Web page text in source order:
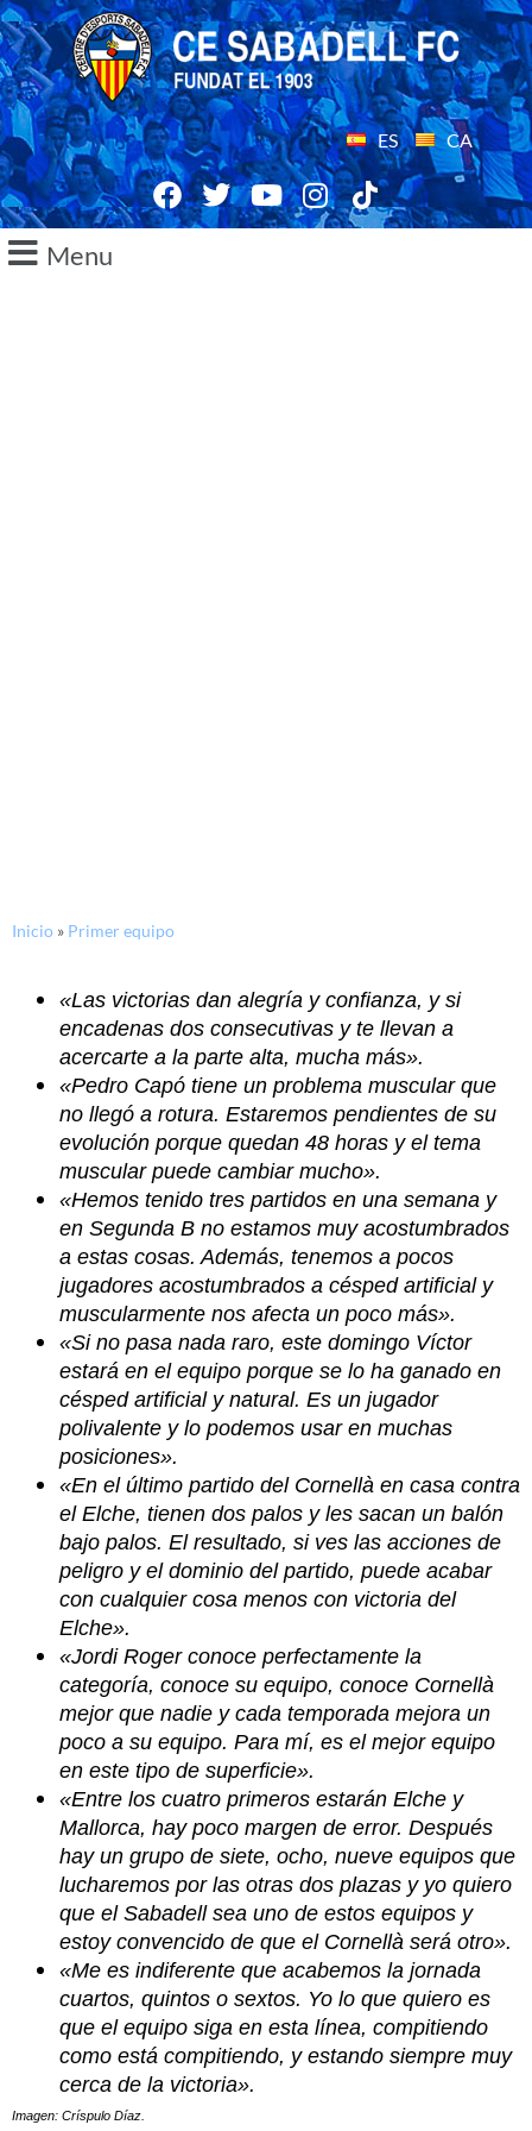
ES CA
Menu
Inicio » Primer equipo
«Las victorias dan alegría y confianza, y si
encadenas dos consecutivas y te llevan a
acercarte a la parte alta, mucha más».
«Pedro Capó tiene un problema muscular que
no llegó a rotura. Estaremos pendientes de su
evolución porque quedan 48 horas y el tema
muscular puede cambiar mucho».
«Hemos tenido tres partidos en una semana y
en Segunda B no estamos muy acostumbrados
a estas cosas. Además, tenemos a pocos
jugadores acostumbrados a césped artificial y
muscularmente nos afecta un poco más».
«Si no pasa nada raro, este domingo Víctor
estará en el equipo porque se lo ha ganado en
césped artificial y natural. Es un jugador
polivalente y lo podemos usar en muchas
posiciones».
«En el último partido del Cornellà en casa contra
el Elche, tienen dos palos y les sacan un balón
bajo palos. El resultado, si ves las acciones de
peligro y el dominio del partido, puede acabar
con cualquier cosa menos con victoria del
Elche».
«Jordi Roger conoce perfectamente la
categoría, conoce su equipo, conoce Cornellà
mejor que nadie y cada temporada mejora un
poco a su equipo. Para mí, es el mejor equipo
en este tipo de superficie».
«Entre los cuatro primeros estarán Elche y
Mallorca, hay poco margen de error. Después
hay un grupo de siete, ocho, nueve equipos que
lucharemos por las otras dos plazas y yo quiero
que el Sabadell sea uno de estos equipos y
estoy convencido de que el Cornellà será otro».
«Me es indiferente que acabemos la jornada
cuartos, quintos o sextos. Yo lo que quiero es
que el equipo siga en esta línea, compitiendo
como está compitiendo, y estando siempre muy
cerca de la victoria».
Imagen: Críspulo Díaz.